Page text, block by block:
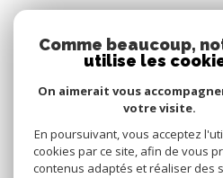
NOS
Nous
Comme beaucoup,
utilise les
On aimerait vous
votre visite.
En poursuivant, vous acceptez
cookies par ce site, afin de vous
contenus adaptés et réaliser des